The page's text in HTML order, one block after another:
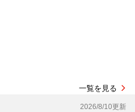
一覧を見る
2026/8/10更新